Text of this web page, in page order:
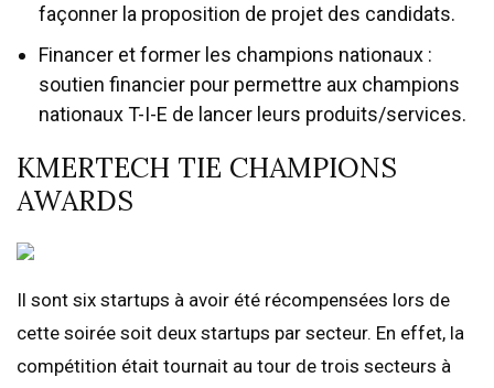
façonner la proposition de projet des candidats.
Financer et former les champions nationaux :
soutien financier pour permettre aux champions
nationaux T-I-E de lancer leurs produits/services.
KMERTECH TIE CHAMPIONS
AWARDS
Il sont six startups à avoir été récompensées lors de
cette soirée soit deux startups par secteur. En effet, la
compétition était tournait au tour de trois secteurs à